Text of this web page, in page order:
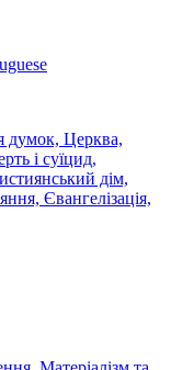
думок, Церква,
і суїцид,
дім,
Євангелізація,